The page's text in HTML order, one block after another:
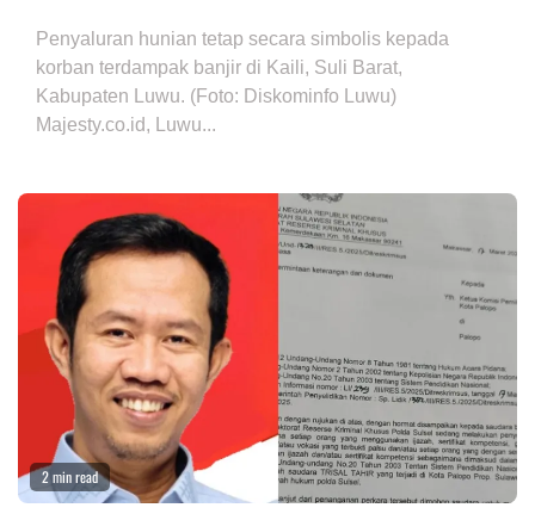
Penyaluran hunian tetap secara simbolis kepada
korban terdampak banjir di Kaili, Suli Barat,
Kabupaten Luwu. (Foto: Diskominfo Luwu)
Majesty.co.id, Luwu...
2 min read